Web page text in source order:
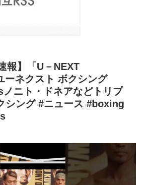
報】「U－NEXT
ーネクスト ボクシング
ニト・ドネアなどトリプ
シング #ニュース #boxing